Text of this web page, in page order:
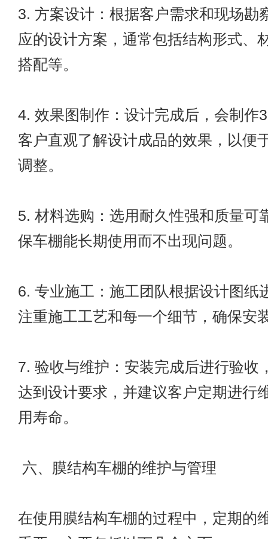
3. 方案设计：根据客户需求和现场勘
应的设计方案，通常包括结构形式、
搭配等。
4. 效果图制作：设计完成后，会制作
客户直观了解设计成品的效果，以便
调整。
5. 材料选购：选用耐久性强和质量可
保车棚能长期使用而不出现问题。
6. 专业施工：施工团队根据设计图纸
注重施工工艺和每一个细节，确保安
7. 验收与维护：安装完成后进行验收
达到设计要求，并建议客户定期进行
用寿命。
六、膜结构车棚的维护与管理
在使用膜结构车棚的过程中，定期的